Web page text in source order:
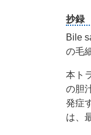
抄録
Bile
の毛
本ト
の胆
発症
は、